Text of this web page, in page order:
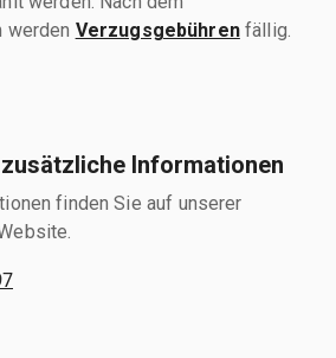
werden Verzugsgebührenfällig.
Informationen
finden Sie auf unserer